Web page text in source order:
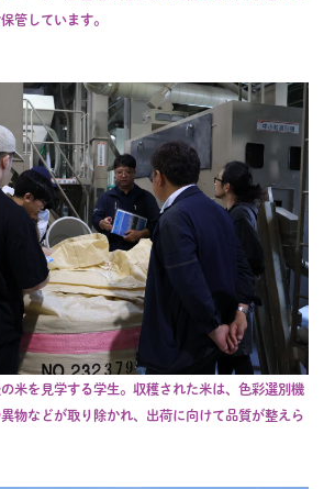
管しています。
米を見学する学生。収穫された米は、色彩選別機
物などが取り除かれ、出荷に向けて品質が整えら